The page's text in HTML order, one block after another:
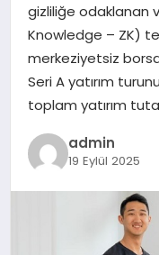
gizliliğe odaklanan
Knowledge – ZK)
merkeziyetsiz
Seri A yatırım
toplam yatırım
admin
19 Eylül 2025